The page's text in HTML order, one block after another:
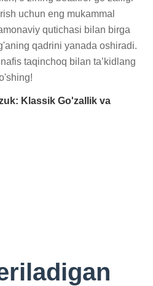
uchun eng mukammal
qutichasi bilan birga
qadrini yanada oshiradi.
taqinchoq bilan ta’kidlang
Klassik Go'zallik va